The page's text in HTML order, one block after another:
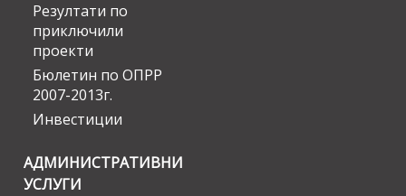
Резултати по
приключили
проекти
Бюлетин по ОПРР
2007-2013г.
Инвестиции
АДМИНИСТРАТИВНИ
УСЛУГИ